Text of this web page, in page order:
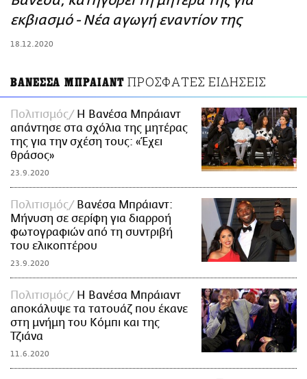
ΑΜΠΑ
εκβιασμό - Νέα αγωγή εναντίον της
18.12.2020
ΒΑΝΕΣΣΑ ΜΠΡΑΙΑΝΤ ΠΡΟΣΦΑΤΕΣ ΕΙΔΗΣΕΙΣ
Πολιτισμός
Η Βανέσα Μπράιαντ
απάντησε στα σχόλια της μητέρας
της για την σχέση τους: «Έχει
θράσος»
23.9.2020
Πολιτισμός
Βανέσα Μπράιαντ:
Μήνυση σε σερίφη για διαρροή
φωτογραφιών από τη συντριβή
του ελικοπτέρου
23.9.2020
Πολιτισμός
H Βανέσα Μπράιαντ
αποκάλυψε τα τατουάζ που έκανε
στη μνήμη του Κόμπι και της
Τζιάνα
11.6.2020